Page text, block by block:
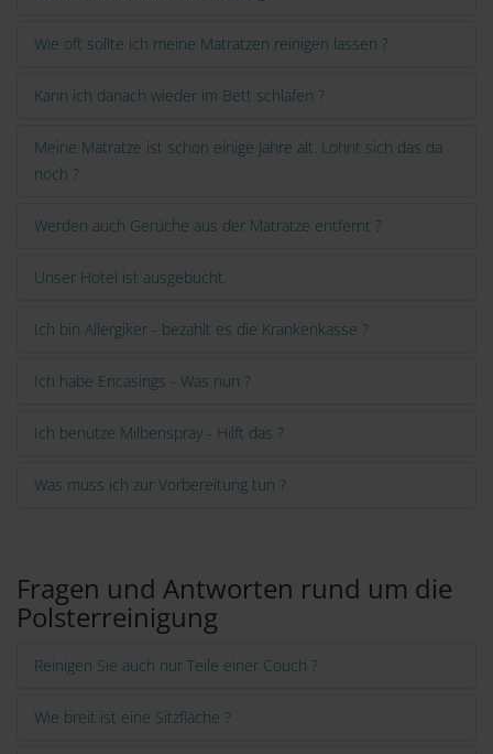
Wie oft sollte ich meine Matratzen reinigen lassen ?
Kann ich danach wieder im Bett schlafen ?
Meine Matratze ist schon einige Jahre alt. Lohnt sich das da
noch ?
Werden auch Gerüche aus der Matratze entfernt ?
Unser Hotel ist ausgebucht.
Ich bin Allergiker - bezahlt es die Krankenkasse ?
Ich habe Encasings - Was nun ?
Ich benutze Milbenspray - Hilft das ?
Was muss ich zur Vorbereitung tun ?
Fragen und Antworten rund um die
Polsterreinigung
Reinigen Sie auch nur Teile einer Couch ?
Wie breit ist eine Sitzfläche ?